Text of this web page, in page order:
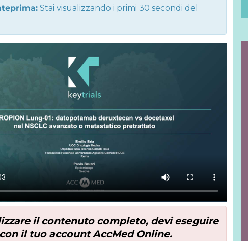
Stai visualizzando i primi 30 secondi del
il contenuto completo, devi eseguire
il tuo account AccMed Online.